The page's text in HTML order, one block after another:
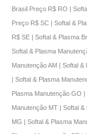
Brasil Preço R$ RO |
Preço R$ SC | Softal &
R$ SE | Softal & Plasma
Softal & Plasma
Manutenção AM | Softal
| Softal & Plasma
Plasma Manutenção GO
Manutenção MT | Softal
MG | Softal & Plasma